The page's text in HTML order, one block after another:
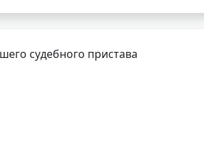
судебного пристава